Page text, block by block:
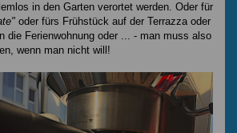
in den Garten verortet werden. Oder für
oder fürs Frühstück auf der Terrazza oder
die Ferienwohnung oder ... - man muss also
wenn man nicht will!